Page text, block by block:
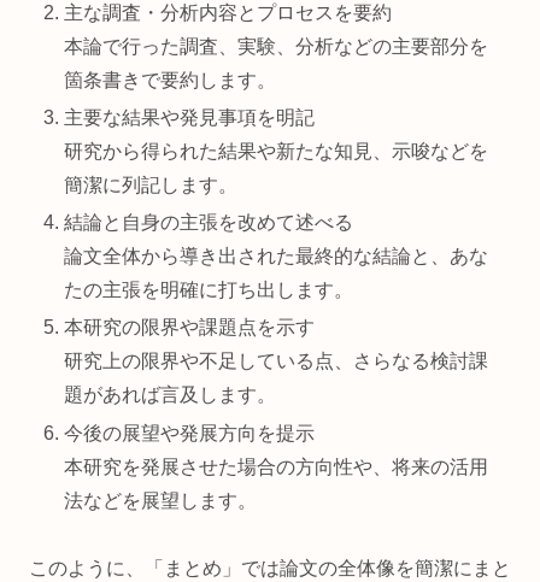
主な調査・分析内容とプロセスを要約
本論で行った調査、実験、分析などの主要部分を
箇条書きで要約します。
主要な結果や発見事項を明記
研究から得られた結果や新たな知見、示唆などを
簡潔に列記します。
結論と自身の主張を改めて述べる
論文全体から導き出された最終的な結論と、あな
たの主張を明確に打ち出します。
本研究の限界や課題点を示す
研究上の限界や不足している点、さらなる検討課
題があれば言及します。
今後の展望や発展方向を提示
本研究を発展させた場合の方向性や、将来の活用
法などを展望します。
このように、「まとめ」では論文の全体像を簡潔にまと